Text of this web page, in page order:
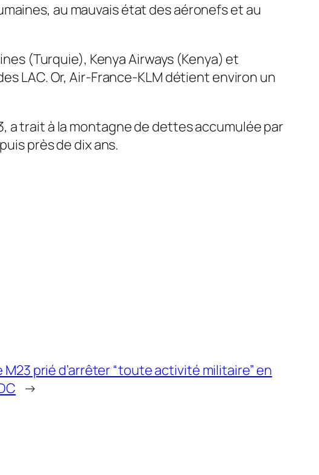
au mauvais état des aéronefs et au
(Turquie), Kenya Airways (Kenya) et
LAC. Or, Air-France-KLM détient environ un
a trait à la montagne de dettes accumulée par
près de dix ans.
M23 prié d’arrêter “toute activité militaire” en
→